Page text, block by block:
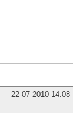
22-07-2010 14:08